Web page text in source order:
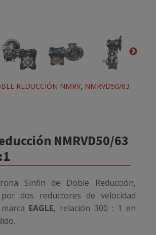
NMRVD50/63
Sinfin de Doble Reducción,
dos reductores de velocidad
EAGLE, relación 300 : 1 en
REDUCCIÓN NMRV, NMRVD50/63